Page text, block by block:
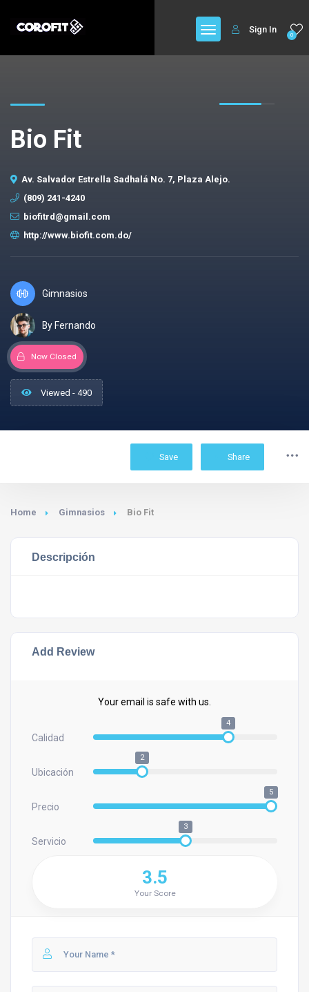
0
Sign In
Bio Fit
Av. Salvador Estrella Sadhalá No. 7, Plaza Alejo.
(809) 241-4240
biofitrd@gmail.com
http://www.biofit.com.do/
Gimnasios
By Fernando
Now Closed
Viewed - 490
Save Share
Home Gimnasios Bio Fit
Descripción
Add Review
Your email is safe with us.
Calidad
4
Ubicación
2
Precio
5
Servicio
3
3.5
Your Score